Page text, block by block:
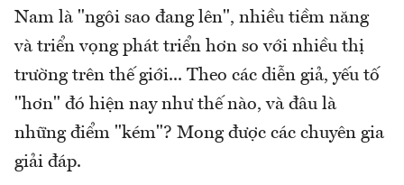
Nam là "ngôi sao đang lên", nhiều tiềm năng
và triển vọng phát triển hơn so với nhiều thị
trường trên thế giới... Theo các diễn giả, yếu tố
"hơn" đó hiện nay như thế nào, và đâu là
những điểm "kém"? Mong được các chuyên gia
giải đáp.